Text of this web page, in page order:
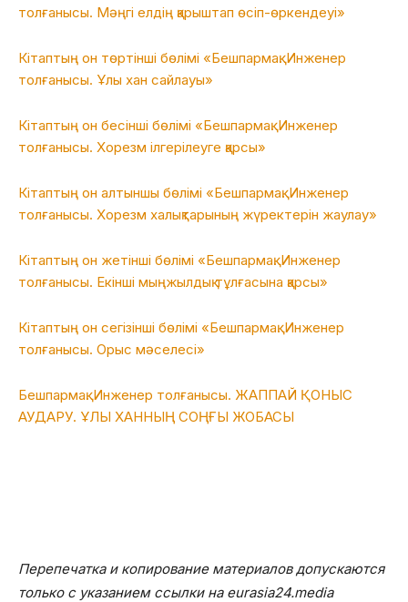
толғанысы. Мәңгі елдің қарыштап өсіп-өркендеуі»
Кітаптың он төртінші бөлімі «Бешпармақ. Инженер
толғанысы. Ұлы хан сайлауы»
Кітаптың он бесінші бөлімі «Бешпармақ. Инженер
толғанысы. Хорезм ілгерілеуге қарсы»
Кітаптың он алтыншы бөлімі «Бешпармақ. Инженер
толғанысы. Хорезм халықтарының жүректерін жаулау»
Кітаптың он жетінші бөлімі «Бешпармақ. Инженер
толғанысы. Екінші мыңжылдық тұлғасына қарсы»
Кітаптың он сегізінші бөлімі «Бешпармақ. Инженер
толғанысы. Орыс мәселесі»
Бешпармақ. Инженер толғанысы. ЖАППАЙ ҚОНЫС
АУДАРУ. ҰЛЫ ХАННЫҢ СОҢҒЫ ЖОБАСЫ
Перепечатка и копирование материалов допускаются
только с указанием ссылки на eurasia24.media